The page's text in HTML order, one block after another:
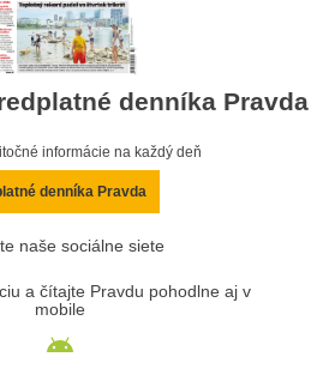
denníka Pravda
informácie na každý deň
denníka Pravda
naše sociálne siete
a čítajte Pravdu pohodlne aj v
mobile